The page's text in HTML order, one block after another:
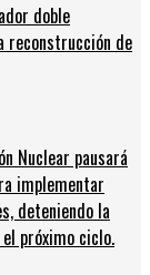
doble
reconstrucción de
Nuclear pausará
implementar
deteniendo la
próximo ciclo.